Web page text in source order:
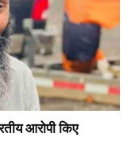
आरोपी किए